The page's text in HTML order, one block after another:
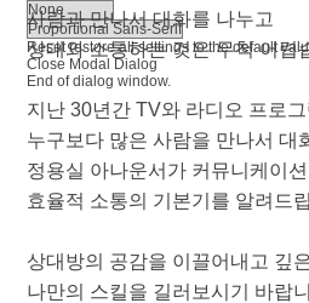
Resetrestore all settings to the default
Close Modal Dialog
End of dialog window.
사람과 만나서 대화를 나누고
상대와 소통하는 것은 무척 어렵
지난 30년간 TV와 라디오 프로
누구보다 많은 사람을 만나서 대
정용실 아나운서가 커뮤니케이
효율적 소통의 기본기를 알려드
상대방의 공감을 이끌어내고 깊
나만의 스킬을 길러보시기 바랍